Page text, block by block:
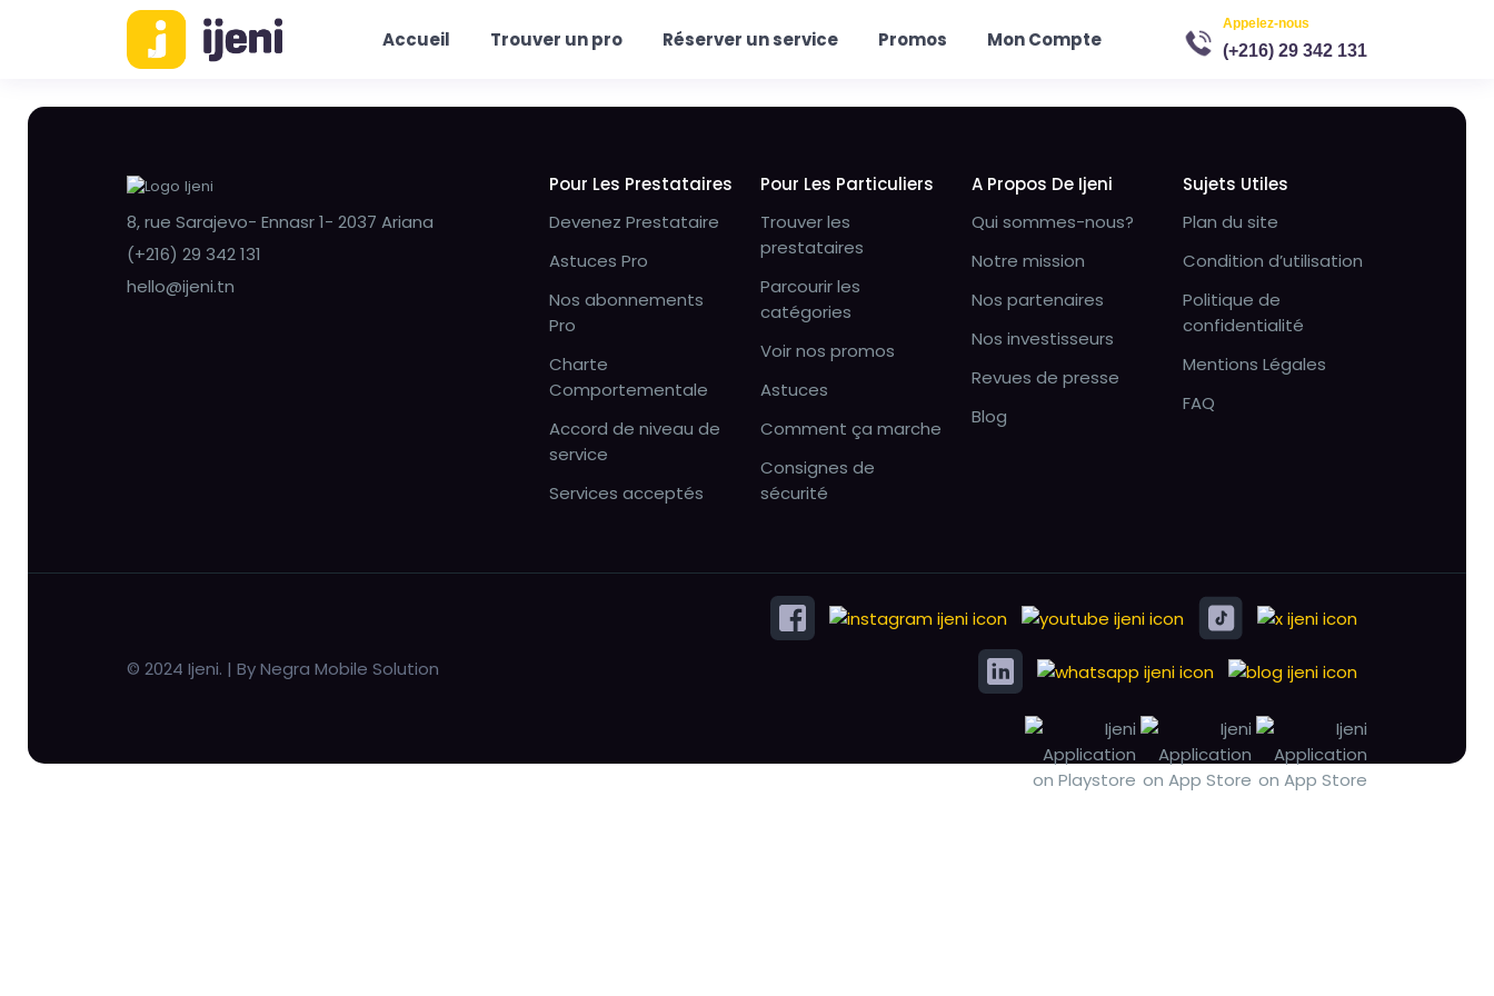
Accueil Trouver un pro Réserver un service Promos Mon Compte
Appelez-nous
(+216) 29 342 131
8, rue Sarajevo- Ennasr 1- 2037 Ariana
(+216) 29 342 131
hello@ijeni.tn
Pour Les Prestataires
Devenez Prestataire
Astuces Pro
Nos abonnements
Pro
Charte
Comportementale
Accord de niveau de
service
Services acceptés
Pour Les Particuliers
Trouver les
prestataires
Parcourir les
catégories
Voir nos promos
Astuces
Comment ça marche
Consignes de
sécurité
A Propos De Ijeni
Qui sommes-nous?
Notre mission
Nos partenaires
Nos investisseurs
Revues de presse
Blog
Sujets Utiles
Plan du site
Condition d’utilisation
Politique de
confidentialité
Mentions Légales
FAQ
© 2024 Ijeni. | By Negra Mobile Solution